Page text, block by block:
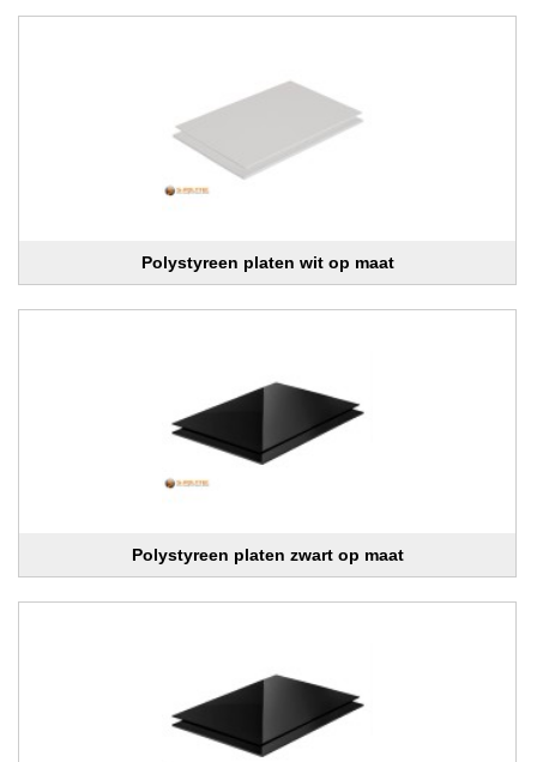
Polystyreen platen wit op maat
Polystyreen platen zwart op maat